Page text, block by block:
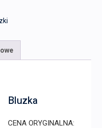
Bluzka
CENA ORYGINALNA: